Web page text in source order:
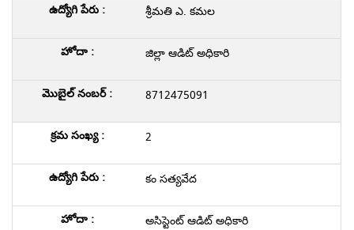
శ్రీమతి ఎ. కమల
జిల్లా ఆడిట్ అధికారి
8712475091
2
కం సత్యవేద
అసిస్టెంట్ ఆడిట్ అధికారి